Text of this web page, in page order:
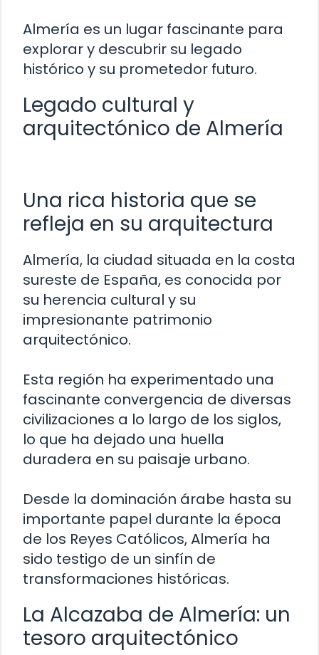
Almería es un lugar fascinante para
explorar y descubrir su legado
histórico y su prometedor futuro.
Legado cultural y
arquitectónico de Almería
Una rica historia que se
refleja en su arquitectura
Almería, la ciudad situada en la costa
sureste de España, es conocida por
su herencia cultural y su
impresionante patrimonio
arquitectónico.
Esta región ha experimentado una
fascinante convergencia de diversas
civilizaciones a lo largo de los siglos,
lo que ha dejado una huella
duradera en su paisaje urbano.
Desde la dominación árabe hasta su
importante papel durante la época
de los Reyes Católicos, Almería ha
sido testigo de un sinfín de
transformaciones históricas.
La Alcazaba de Almería: un
tesoro arquitectónico